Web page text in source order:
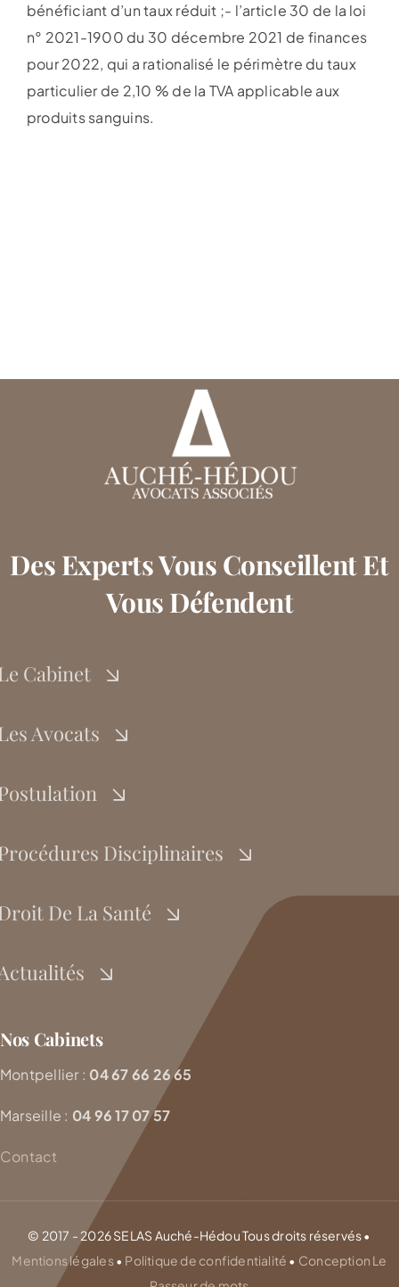
bénéficiant d’un taux réduit ;- l’article 30 de la loi
n° 2021-1900 du 30 décembre 2021 de finances
pour 2022, qui a rationalisé le périmètre du taux
particulier de 2,10 % de la TVA applicable aux
produits sanguins.
Des Experts Vous Conseillent Et
Vous Défendent
Cabinet
Avocats
Disciplinaires
De La Santé
Nos Cabinets
Montpellier : 04 67 66 26 65
Marseille : 04 96 17 07 57
Contact
© 2017 - 2026 SELAS Auché-Hédou Tous droits réservés •
Mentions légales• Politique de confidentialité • Conception Le